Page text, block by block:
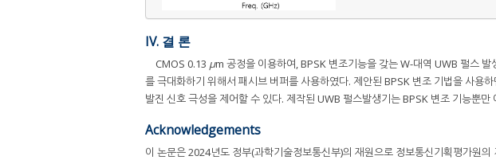
IV. 결 론
CMOS 0.13 μm 공정을 이용하여, BPSK 변조기능을 갖는 W-대역 UWB 펄스
를 극대화하기 위해서 패시브 버퍼를 사용하였다. 제안된 BPSK 변조 기법을 사용
발진 신호 극성을 제어할 수 있다. 제작된 UWB 펄스발생기는 BPSK 변조 기능뿐
Acknowledgements
이 논문은 2024년도 정부(과학기술정보통신부)의 재원으로 정보통신기획평가원